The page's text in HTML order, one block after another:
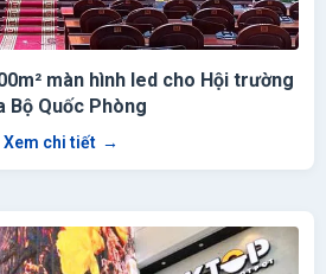
màn hình led cho Hội trường
Bộ Quốc Phòng
Xem chi tiết →